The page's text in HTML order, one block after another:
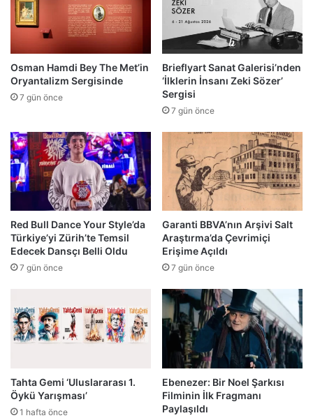
Osman Hamdi Bey The Met’in
Oryantalizm Sergisinde
7 gün önce
Brieflyart Sanat Galerisi’nden
‘İlklerin İnsanı Zeki Sözer’
Sergisi
7 gün önce
Red Bull Dance Your Style’da
Türkiye’yi Zürih’te Temsil
Edecek Dansçı Belli Oldu
7 gün önce
Garanti BBVA’nın Arşivi Salt
Araştırma’da Çevrimiçi
Erişime Açıldı
7 gün önce
Tahta Gemi ‘Uluslararası 1.
Öykü Yarışması’
1 hafta önce
Ebenezer: Bir Noel Şarkısı
Filminin İlk Fragmanı
Paylaşıldı